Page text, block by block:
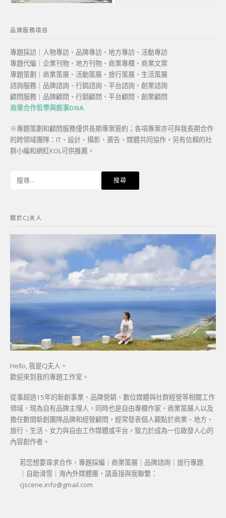
品牌服務項目
專題採訪｜人物專訪、品牌專訪、地方專訪、活動專訪
專題代編｜企業刊物、地方刊物、商業專欄、商業文案
專題策劃｜商業策展、活動策展、旅行策展、生活策展
諮詢服務｜品牌諮詢、行銷諮詢、平台諮詢、創業諮詢
顧問服務｜品牌顧問、行銷顧問、平台顧問、創業顧問
商業合作哲學與敘事DNA
※專題策劃和顧問服務僅供長期專案簽約；各項專案亦可與我長期合作
的跨領域團隊：IT、設計、攝影、廣告、媒體共同協作，另有信賴的社
群小編和網紅KOL可供推薦。
字:
關於CJ夫人
Hello, 我是CJ夫人。
歡迎來到我的專題工作室。
從事超過15年的新創事業、品牌營銷、數位媒體與社群經營等相關工作
領域，現為自有品牌主理人，同時也是自由專欄作家、商業策展人以及
擔任數間新創團隊品牌和經營顧問，經常發表個人觀點於商業、地方、
旅行、生活、女力與自由工作媒體或平台，致力於成為一位啟發人心的
內容創作者。
若您想要尋求合作，專題採編｜商業策展｜品牌諮詢｜旅行專題
｜自助滑雪｜海內外媒體團，請直接與我聯繫：
cjscene.info@gmail.com